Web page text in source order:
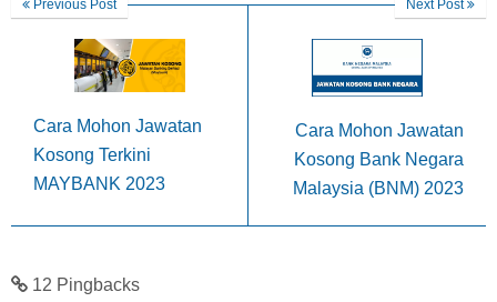
Previous Post
Cara Mohon Jawatan
Kosong Terkini
MAYBANK 2023
Next Post
Cara Mohon Jawatan
Kosong Bank Negara
Malaysia (BNM) 2023
12 Pingbacks